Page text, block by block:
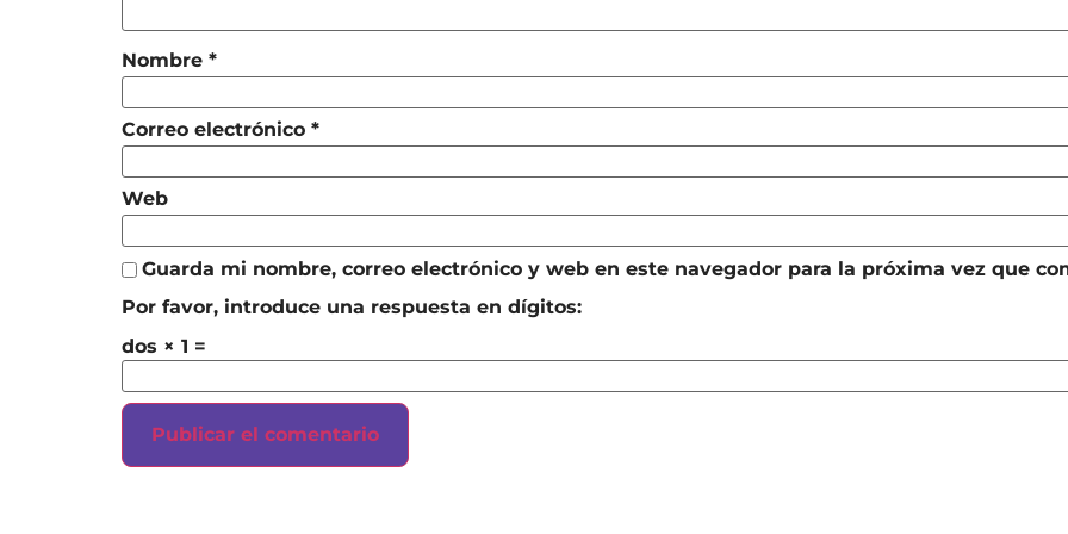
Nombre *
Correo electrónico *
Web
Guarda mi nombre, correo electrónico y web en este navegador para la próxima vez que
Por favor, introduce una respuesta en dígitos:
dos × 1 =